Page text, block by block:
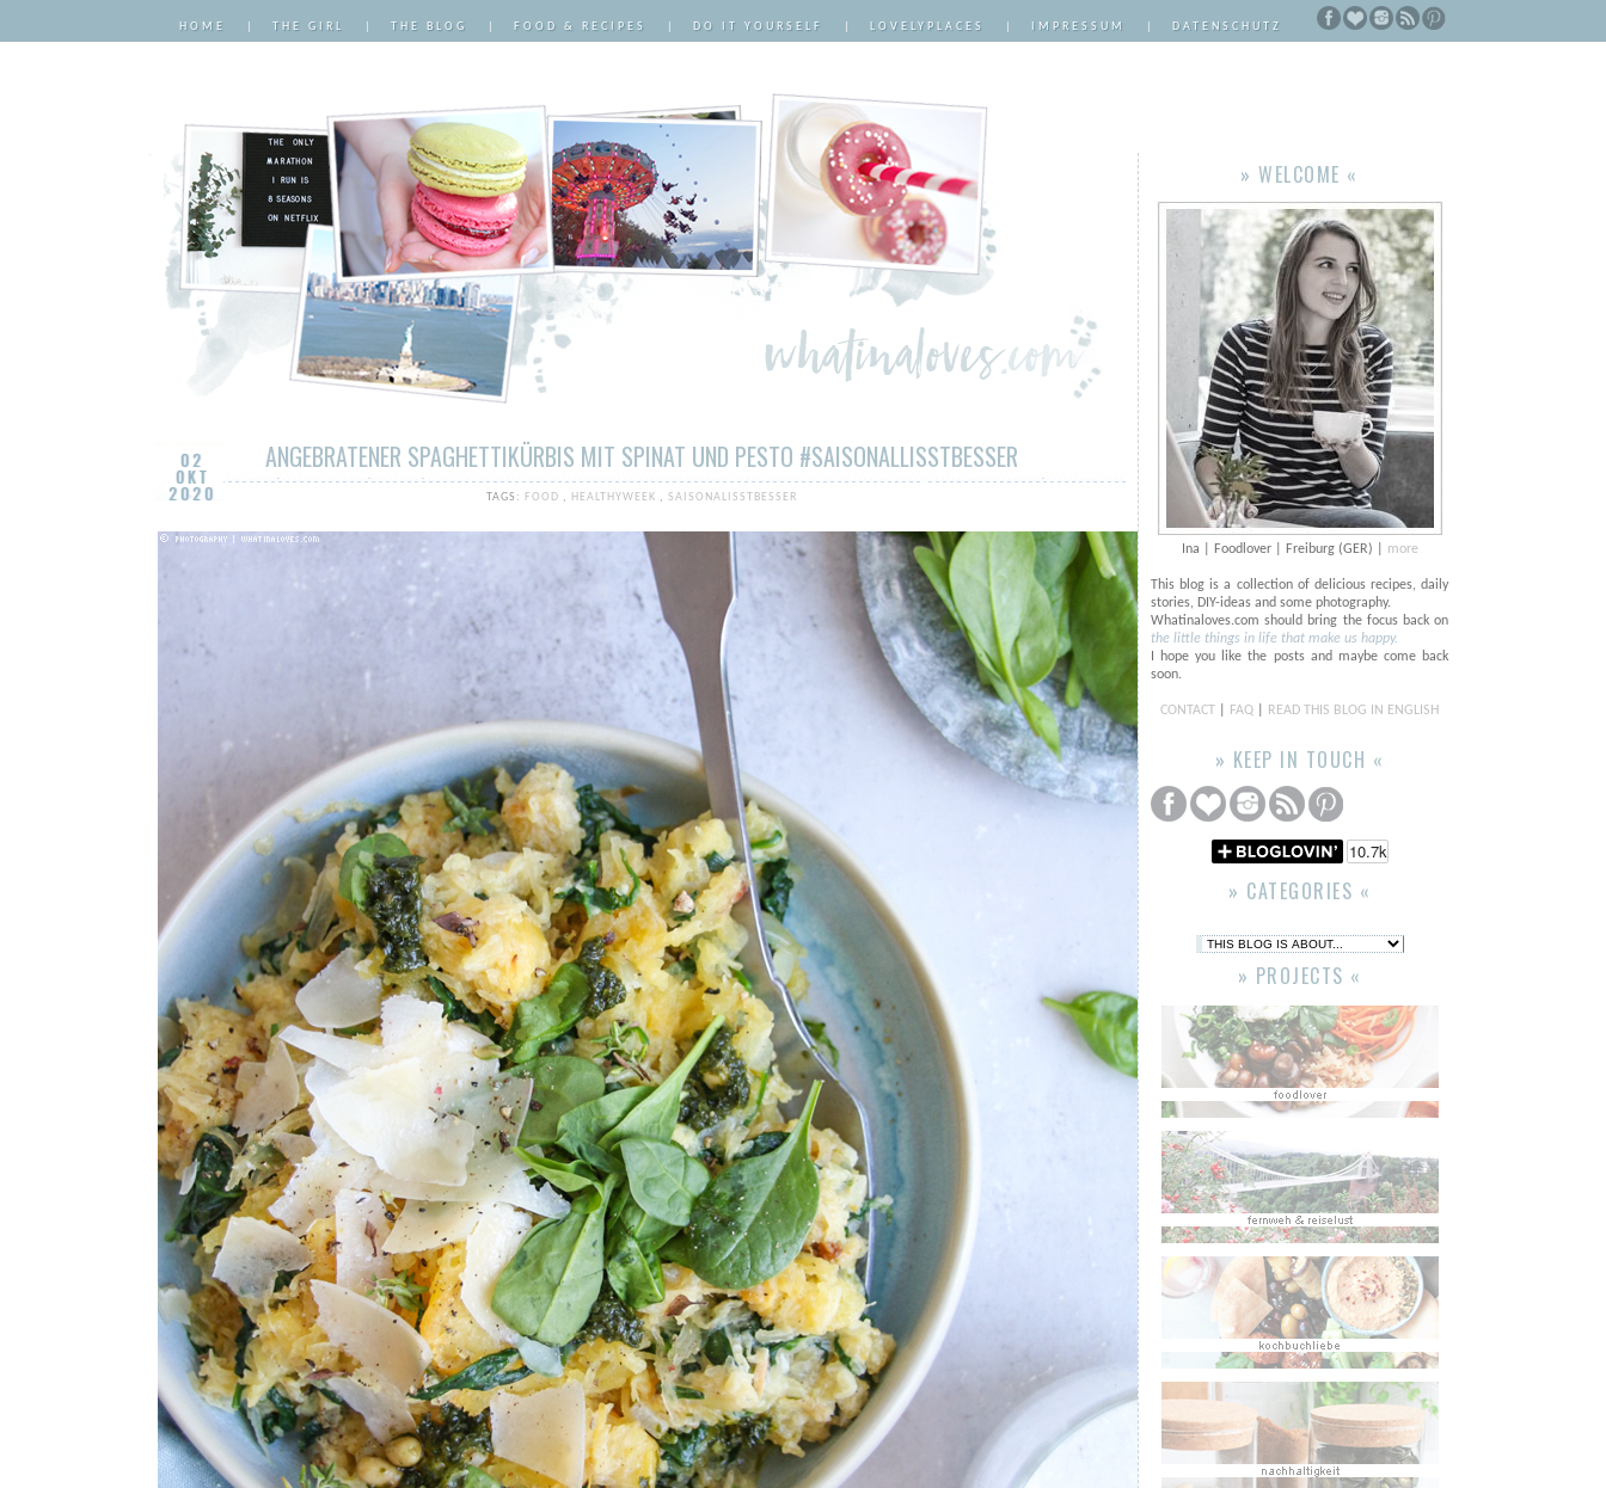
HOME THE GIRL THE BLOG FOOD & RECIPES DO IT YOURSELF LOVELYPLACES IMPRESSUM DATENSCHUTZ
ANGEBRATENER SPAGHETTIKÜRBIS MIT SPINAT UND PESTO #SAISONALLISSTBESSER
02
OKT
2020 TAGS: FOOD , HEALTHYWEEK , SAISONALISSTBESSER
» WELCOME «
Ina | Foodlover | Freiburg (GER) | more
This blog is a collection of delicious recipes, daily
stories, DIY-ideas and some photography.
Whatinaloves.com should bring the focus back on
the little things in life that make us happy.
I hope you like the posts and maybe come back
soon.
CONTACT FAQ READ THIS BLOG IN ENGLISH
» KEEP IN TOUCH «
» CATEGORIES «
» PROJECTS «